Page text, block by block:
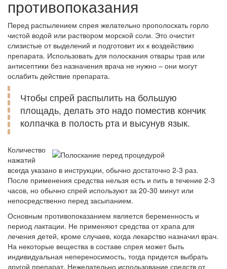
противопоказания
Перед распылением спрея желательно прополоскать горло
чистой водой или раствором морской соли. Это очистит
слизистые от выделений и подготовит их к воздействию
препарата. Использовать для полоскания отвары трав или
антисептики без назначения врача не нужно – они могут
ослабить действие препарата.
Чтобы спрей распылить на большую
площадь, делать это надо поместив кончик
колпачка в полость рта и высунув язык.
Количество
нажатий
всегда указано в инструкции, обычно достаточно 2-3 раз.
После применения средства нельзя есть и пить в течение 2-3
часов, но обычно спрей используют за 20-30 минут или
непосредственно перед засыпанием.
Основным противопоказанием является беременность и
период лактации. Не применяют средства от храпа для
лечения детей, кроме случаев, когда лекарство назначил врач.
На некоторые вещества в составе спрея может быть
индивидуальная непереносимость, тогда придется выбрать
другой препарат. Нежелательно использование средств от